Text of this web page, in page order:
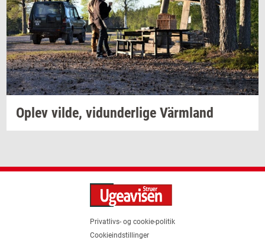
Oplev vilde, vi­dun­der­li­ge Värmland
Privatlivs- og cookie-politik
Cookieindstillinger